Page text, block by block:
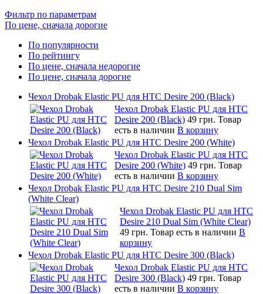
Фильтр по параметрам
По цене, сначала дорогие
По популярности
По рейтингу
По цене, сначала недорогие
По цене, сначала дорогие
Чехол Drobak Elastic PU для HTC Desire 200 (Black)
Чехол Drobak Elastic PU для HTC
Desire 200 (Black) 49 грн. Товар
есть в наличии В корзину
Чехол Drobak Elastic PU для HTC Desire 200 (White)
Чехол Drobak Elastic PU для HTC
Desire 200 (White) 49 грн. Товар
есть в наличии В корзину
Чехол Drobak Elastic PU для HTC Desire 210 Dual Sim
(White Clear)
Чехол Drobak Elastic PU для HTC
Desire 210 Dual Sim (White Clear)
49 грн. Товар есть в наличии В
корзину
Чехол Drobak Elastic PU для HTC Desire 300 (Black)
Чехол Drobak Elastic PU для HTC
Desire 300 (Black) 49 грн. Товар
есть в наличии В корзину